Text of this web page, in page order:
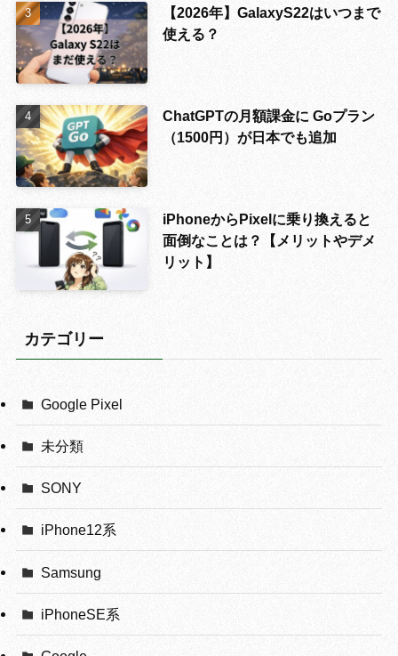
【2026年】GalaxyS22はいつまで
使える？
ChatGPTの月額課金に Goプラン
（1500円）が日本でも追加
iPhoneからPixelに乗り換えると
面倒なことは？【メリットやデメ
リット】
カテゴリー
Google Pixel
未分類
SONY
iPhone12系
Samsung
iPhoneSE系